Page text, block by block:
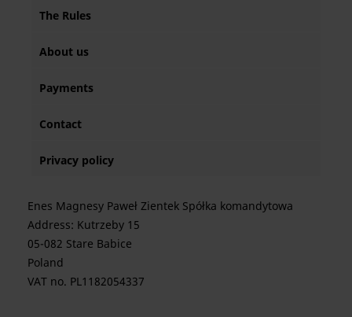
The Rules
About us
Payments
Contact
Privacy policy
Enes Magnesy Paweł Zientek Spółka komandytowa
Address: Kutrzeby 15
05-082 Stare Babice
Poland
VAT no. PL1182054337